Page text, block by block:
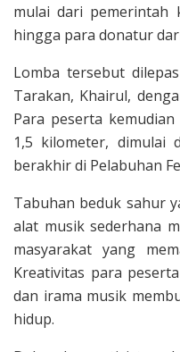
mulai dari pemerintah
hingga para donatur
Lomba tersebut
Tarakan, Khairul,
Para peserta
1,5 kilometer, dimulai
berakhir di Pelabuhan
Tabuhan beduk sahur
alat musik sederhana
masyarakat yang
Kreativitas para
dan irama musik
hidup.